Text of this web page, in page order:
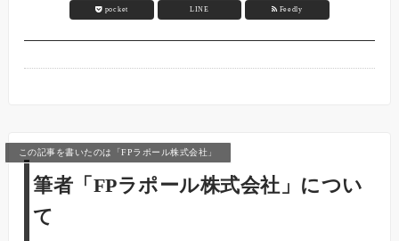
pocket LINE Feedly
この記事を書いたのは「FPラポール株式会社」
筆者「FPラポール株式会社」につい
て